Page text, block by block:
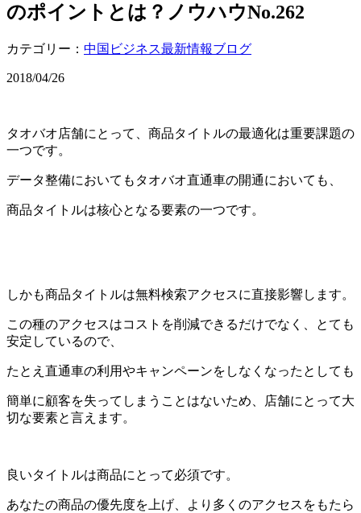
のポイントとは？ノウハウNo.262
カテゴリー： 中国ビジネス最新情報ブログ
2018/04/26
タオバオ店舗にとって、商品タイトルの最適化は重要課題の
一つです。
データ整備においてもタオバオ直通車の開通においても、
商品タイトルは核心となる要素の一つです。
しかも商品タイトルは無料検索アクセスに直接影響します。
この種のアクセスはコストを削減できるだけでなく、とても
安定しているので、
たとえ直通車の利用やキャンペーンをしなくなったとしても
簡単に顧客を失ってしまうことはないため、店舗にとって大
切な要素と言えます。
良いタイトルは商品にとって必須です。
あなたの商品の優先度を上げ、より多くのアクセスをもたら